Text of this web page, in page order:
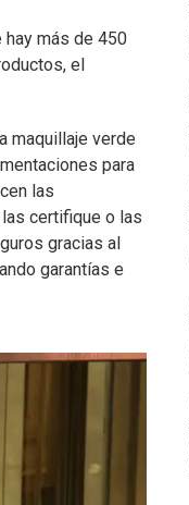
hay más de 450
el
maquillaje verde
para
las
certifique o las
gracias al
garantías e